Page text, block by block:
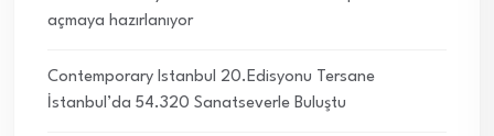
açmaya hazırlanıyor
Contemporary Istanbul 20.Edisyonu Tersane
İstanbul’da 54.320 Sanatseverle Buluştu